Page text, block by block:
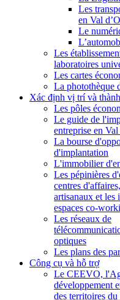
Les
en Val
Le
Les
laboratoires
Les cartes
La photothèque
Xác định vị trí và
Les pôles
Le guide de
entreprise en
La bourse
d'implantation
L'immobilier
Les pépinières
centres
artisanaux et les
espaces co-
Les réseaux de
optiques
Les plans des
Công cụ và hỗ trợ
Le CEEVO,
développement
des territoires